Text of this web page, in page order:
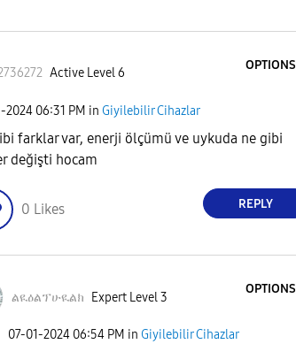
Active Level 6
OPTIONS
2024 06:31 PM in Giyilebilir Cihazlar
farklar var, enerji ölçümü ve uykuda ne gibi
değişti hocam
0 Likes REPLY
ልዪዕልፕሁዪልክ Expert Level 3
OPTIONS
‎07-01-2024 06:54 PM in Giyilebilir Cihazlar